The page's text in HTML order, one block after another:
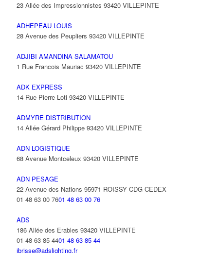
23 Allée des Impressionnistes 93420 VILLEPINTE
ADHEPEAU LOUIS
28 Avenue des Peupliers 93420 VILLEPINTE
ADJIBI AMANDINA SALAMATOU
1 Rue Francois Mauriac 93420 VILLEPINTE
ADK EXPRESS
14 Rue Pierre Loti 93420 VILLEPINTE
ADMYRE DISTRIBUTION
14 Allée Gérard Philippe 93420 VILLEPINTE
ADN LOGISTIQUE
68 Avenue Montceleux 93420 VILLEPINTE
ADN PESAGE
22 Avenue des Nations 95971 ROISSY CDG CEDEX
01 48 63 00 7601 48 63 00 76
ADS
186 Allée des Erables 93420 VILLEPINTE
01 48 63 85 4401 48 63 85 44
jbrisse@adslighting.fr